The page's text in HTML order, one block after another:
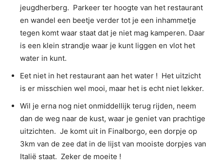
jeugdherberg. Parkeer ter hoogte van het restaurant
en wandel een beetje verder tot je een inhammetje
tegen komt waar staat dat je niet mag kamperen. Daar
is een klein strandje waar je kunt liggen en vlot het
water in kunt.
Eet niet in het restaurant aan het water ! Het uitzicht
is er misschien wel mooi, maar het is echt niet lekker.
Wil je erna nog niet onmiddellijk terug rijden, neem
dan de weg naar de kust, waar je geniet van prachtige
uitzichten. Je komt uit in Finalborgo, een dorpje op
3km van de zee dat in de lijst van mooiste dorpjes van
Italië staat. Zeker de moeite !